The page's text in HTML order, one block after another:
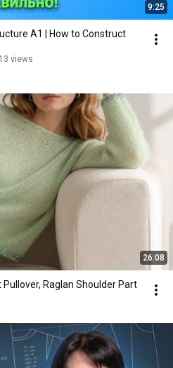
9:25
A1 | How to Construct
13 views
26:08
Raglan Shoulder Part